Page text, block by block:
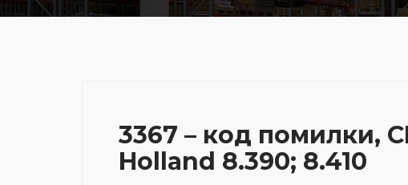
3367 – код помилки,
Holland 8.390; 8.410